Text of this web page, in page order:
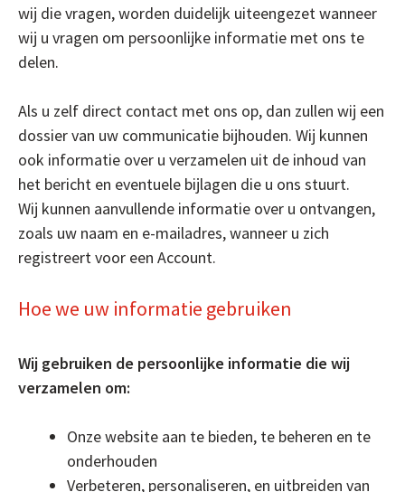
wij die vragen, worden duidelijk uiteengezet wanneer
wij u vragen om persoonlijke informatie met ons te
delen.
Als u zelf direct contact met ons op, dan zullen wij een
dossier van uw communicatie bijhouden. Wij kunnen
ook informatie over u verzamelen uit de inhoud van
het bericht en eventuele bijlagen die u ons stuurt.
Wij kunnen aanvullende informatie over u ontvangen,
zoals uw naam en e-mailadres, wanneer u zich
registreert voor een Account.
Hoe we uw informatie gebruiken
Wij gebruiken de persoonlijke informatie die wij
verzamelen om:
Onze website aan te bieden, te beheren en te
onderhouden
Verbeteren, personaliseren, en uitbreiden van